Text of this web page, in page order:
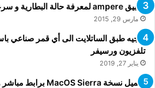
تطبيق ampere لمعرفة حالة البطارية و سرعة الشحن
مارس 29, 2015
توجيه طبق الساتلايت الى أي قمر صناعي
تلفزيون ورسيفر
يناير 27, 2019